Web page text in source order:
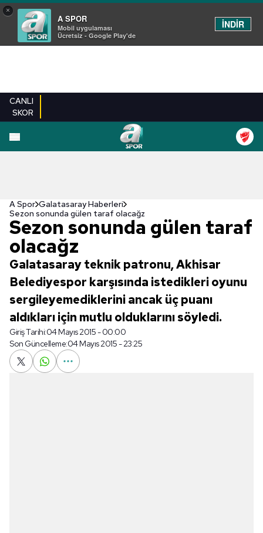
×
A SPOR
Mobil uygulaması
Ücretsiz - Google Play'de
İNDİR
CANLI
SKOR
A Spor Galatasaray Haberleri
Sezon sonunda gülen taraf olacağz
Sezon sonunda gülen taraf
olacağz
Galatasaray teknik patronu, Akhisar
Belediyespor karşısında istedikleri oyunu
sergileyemediklerini ancak üç puanı
aldıkları için mutlu olduklarını söyledi.
Giriş Tarihi:04 Mayıs 2015 - 00:00
Son Güncelleme:04 Mayıs 2015 - 23:25